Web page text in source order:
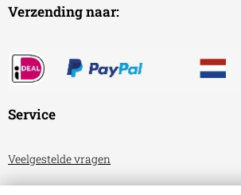
Verzending naar:
Service
Veelgestelde vragen